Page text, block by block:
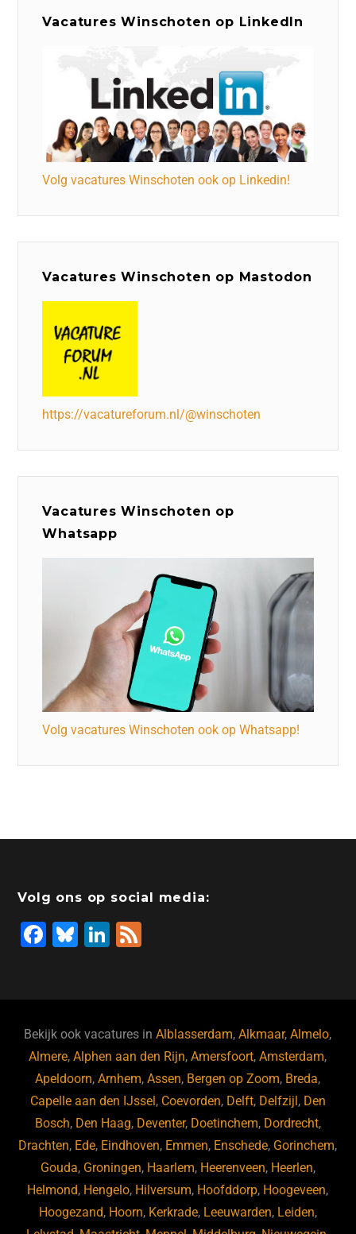
Vacatures Winschoten op LinkedIn
Volg vacatures Winschoten ook op Linkedin!
Vacatures Winschoten op Mastodon
https://vacatureforum.nl/@winschoten
Vacatures Winschoten op
Whatsapp
Volg vacatures Winschoten ook op Whatsapp!
Volg ons op social media:
F
b
o
o
k
Bl
ky
Li
dI
n
Bekijk ook vacatures inAlblasserdam,Alkmaar,Almelo,
Almere,Alphen aan den Rijn,Amersfoort,Amsterdam,
Apeldoorn,Arnhem,Assen, Bergen op Zoom, Breda,
Capelle aan den IJssel, Coevorden, Delft, Delfzijl, Den
Bosch, Den Haag, Deventer, Doetinchem, Dordrecht,
Drachten, Ede, Eindhoven, Emmen, Enschede, Gorinchem,
Gouda, Groningen, Haarlem, Heerenveen, Heerlen,
Helmond, Hengelo, Hilversum, Hoofddorp, Hoogeveen,
Hoogezand, Hoorn, Kerkrade, Leeuwarden, Leiden,